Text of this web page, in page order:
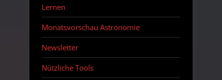
Lernen
Monatsvorschau Astronomie
Newsletter
Nützliche Tools